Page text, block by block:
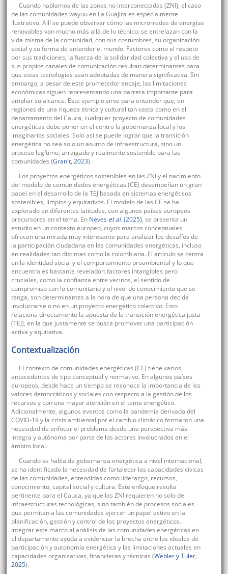
Cuando hablamos de las zonas no interconectadas (ZNI), el caso
de las comunidades wayuu en La Guajira es especialmente
ilustrativo. Allí se puede observar cómo las microrredes de energías
renovables van mucho más allá de lo técnico: se entrelazan con la
vida misma de la comunidad, con sus costumbres, su organización
social y su forma de entender el mundo. Factores como el respeto
por sus tradiciones, la fuerza de la solidaridad colectiva y el uso de
sus propios canales de comunicación resultan determinantes para
que estas tecnologías sean adoptadas de manera significativa. Sin
embargo, a pesar de este prometedor encaje, las limitaciones
económicas siguen representando una barrera importante para
ampliar su alcance. Este ejemplo sirve para entender que, en
regiones de una riqueza étnica y cultural tan vasta como en el
departamento del Cauca, cualquier proyecto de comunidades
energéticas debe poner en el centro la gobernanza local y los
imaginarios sociales. Solo así se puede lograr que la transición
energética no sea solo un asunto de infraestructura, sino un
proceso legítimo, arraigado y realmente sostenible para las
comunidades (Granit, 2023).
Los proyectos energéticos sostenibles en las ZNI y el nacimiento
del modelo de comunidades energéticas (CE) desempeñan un gran
papel en el desarrollo de la TEJ basada en sistemas energéticos
sostenibles, limpios y equitativos. El modelo de las CE se ha
explorado en diferentes latitudes, con algunos países europeos
precursores en el tema. En Neves et al. (2025), se presenta un
estudio en un contexto europeo, cuyos marcos conceptuales
ofrecen una mirada muy interesante para analizar los desafíos de
la participación ciudadana en las comunidades energéticas, incluso
en realidades tan distintas como la colombiana. El artículo se centra
en la identidad social y el comportamiento proambiental y lo que
encuentra es bastante revelador: factores intangibles pero
cruciales, como la confianza entre vecinos, el sentido de
compromiso con lo comunitario y el nivel de conocimiento que se
tenga, son determinantes a la hora de que una persona decida
involucrarse o no en un proyecto energético colectivo. Esto
relaciona directamente la apuesta de la transición energética justa
(TEJ), en la que justamente se busca promover una participación
activa y equitativa.
Contextualización
El contexto de comunidades energéticas (CE) tiene varios
antecedentes de tipo conceptual y normativo. En algunos países
europeos, desde hace un tiempo se reconoce la importancia de los
valores democráticos y sociales con respecto a la gestión de los
recursos y con una mayor atención en el tema energético.
Adicionalmente, algunos eventos como la pandemia derivada del
COVID-19 y la crisis ambiental por el cambio climático formaron una
necesidad de enfocar el problema desde una perspectiva más
integra y autónoma por parte de los actores involucrados en el
ámbito local.
Cuando se habla de gobernanza energética a nivel internacional,
se ha identificado la necesidad de fortalecer las capacidades cívicas
de las comunidades, entendidas como liderazgo, recursos,
conocimiento, capital social y cultura. Este enfoque resulta
pertinente para el Cauca, ya que las ZNI requieren no solo de
infraestructuras tecnológicas, sino también de procesos sociales
que permitan a las comunidades ejercer un papel activo en la
planificación, gestión y control de los proyectos energéticos.
Integrar este marco al análisis de las comunidades energéticas en
el departamento ayuda a evidenciar la brecha entre los ideales de
participación y autonomía energética y las limitaciones actuales en
capacidades organizativas, financieras y técnicas (Webler y Tuler,
2025).